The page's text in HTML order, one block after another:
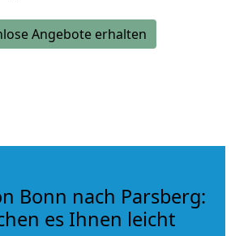
Angebote erhalten
Bonn nach Parsberg:
es Ihnen leicht